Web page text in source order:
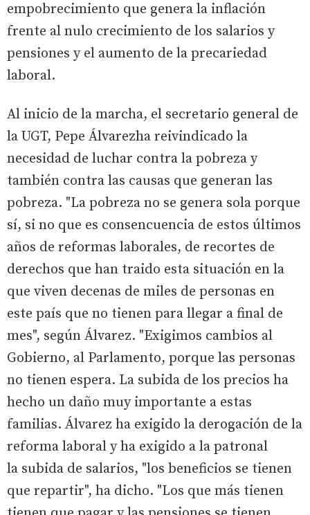
empobrecimiento que genera la inflación
frente al nulo crecimiento de los salarios y
pensiones y el aumento de la precariedad
laboral.
Al inicio de la marcha, el secretario general de
la UGT, Pepe Álvarezha reivindicado la
necesidad de luchar contra la pobreza y
también contra las causas que generan las
pobreza. "La pobreza no se genera sola porque
sí, si no que es consencuencia de estos últimos
años de reformas laborales, de recortes de
derechos que han traido esta situación en la
que viven decenas de miles de personas en
este país que no tienen para llegar a final de
mes", según Álvarez. "Exigimos cambios al
Gobierno, al Parlamento, porque las personas
no tienen espera. La subida de los precios ha
hecho un daño muy importante a estas
familias. Álvarez ha exigido la derogación de la
reforma laboral y ha exigido a la patronal
la subida de salarios, "los beneficios se tienen
que repartir", ha dicho. "Los que más tienen